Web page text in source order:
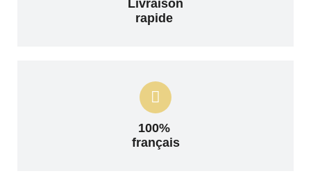
Livraison
rapide
100%
français